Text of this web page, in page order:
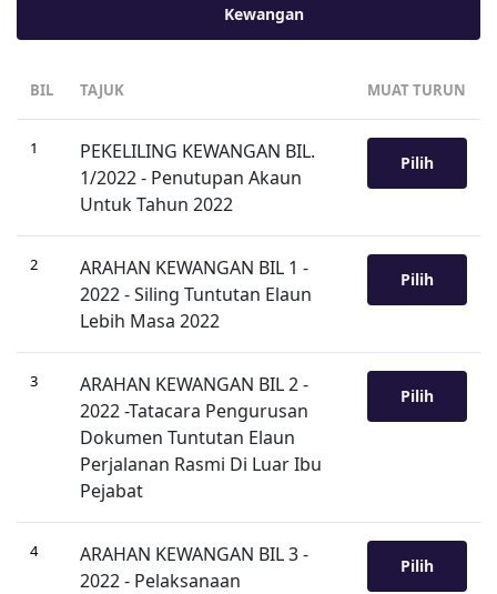
Kewangan
BIL TAJUK MUAT TURUN
1
PEKELILING KEWANGAN BIL.
1/2022 - Penutupan Akaun
Untuk Tahun 2022
Pilih
2
ARAHAN KEWANGAN BIL 1 -
2022 - Siling Tuntutan Elaun
Lebih Masa 2022
Pilih
3
ARAHAN KEWANGAN BIL 2 -
2022 -Tatacara Pengurusan
Dokumen Tuntutan Elaun
Perjalanan Rasmi Di Luar Ibu
Pejabat
Pilih
4
ARAHAN KEWANGAN BIL 3 -
2022 - Pelaksanaan
Pilih